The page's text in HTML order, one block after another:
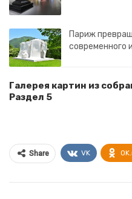
Париж
современного
Галерея картин из
Раздел 5
Share VK